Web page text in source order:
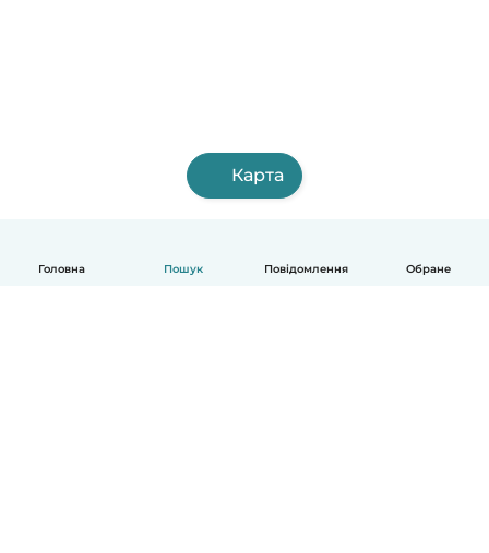
Головна Пошук Повідомлення Обране
Карта